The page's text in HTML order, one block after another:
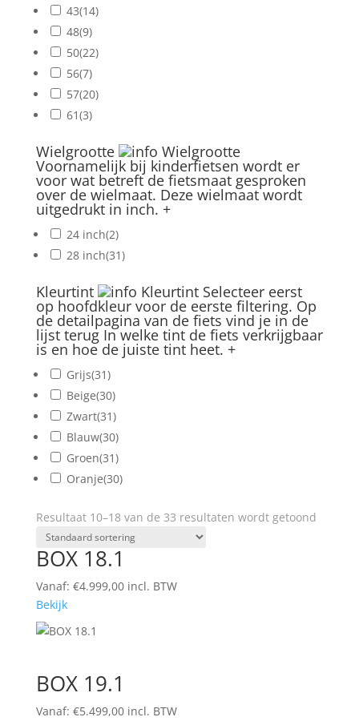
43(14)
48(9)
50(22)
56(7)
57(20)
61(3)
Wielgrootte Wielgrootte
Voornamelijk bij kinderfietsen wordt er
voor wat betreft de fietsmaat gesproken
over de wielmaat. Deze wielmaat wordt
uitgedrukt in inch. +
24 inch(2)
28 inch(31)
Kleurtint Kleurtint Selecteer eerst
op hoofdkleur voor de eerste filtering. Op
de detailpagina van de fiets vind je in de
lijst terug In welke tint de fiets verkrijgbaar
is en hoe de juiste tint heet. +
Grijs(31)
Beige(30)
Zwart(31)
Blauw(30)
Groen(31)
Oranje(30)
Resultaat 10–18 van de 33 resultaten wordt getoond
BOX 18.1
Vanaf: €4.999,00incl. BTW
Bekijk
BOX 19.1
Vanaf: €5.499,00incl. BTW